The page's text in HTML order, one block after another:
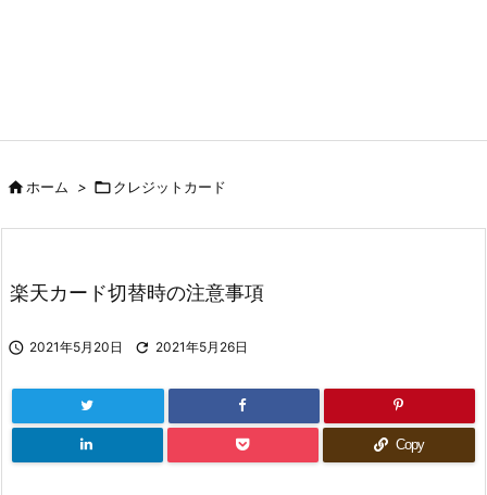
ホーム > クレジットカード
楽天カード切替時の注意事項
 2021年5月20日  2021年5月26日
Copy